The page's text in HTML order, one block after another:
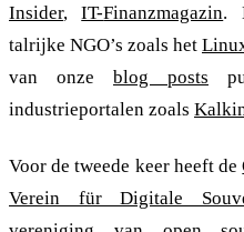
Insider,IT-Finanzmagazin.
talrijke NGO’s zoals het
van onze blog posts
industrieportalen zoals
Voor de tweede keer heeft de
Verein für Digitale